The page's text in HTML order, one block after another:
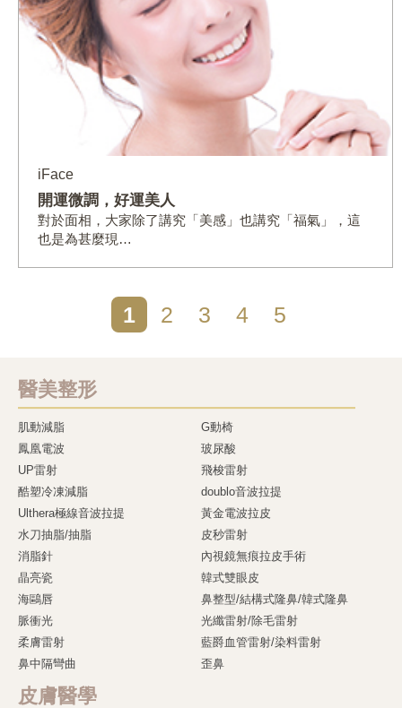
iFace
開運微調，好運美人
對於面相，大家除了講究「美感」也講究「福氣」，這
也是為甚麼現…
1 2 3 4 5
醫美整形
肌動減脂
G動椅
鳳凰電波
玻尿酸
UP雷射
飛梭雷射
酷塑冷凍減脂
doublo音波拉提
Ulthera極線音波拉提
黃金電波拉皮
水刀抽脂/抽脂
皮秒雷射
消脂針
內視鏡無痕拉皮手術
晶亮瓷
韓式雙眼皮
海鷗唇
鼻整型/結構式隆鼻/韓式隆鼻
脈衝光
光纖雷射/除毛雷射
柔膚雷射
藍爵血管雷射/染料雷射
鼻中隔彎曲
歪鼻
皮膚醫學